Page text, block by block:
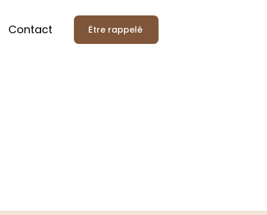
Contact Être rappelé